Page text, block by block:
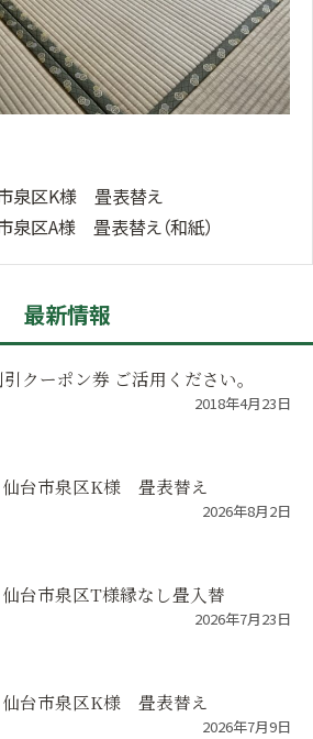
泉区K様 畳表替え
区A様 畳表替え（和紙）
最新情報
クーポン券 ご活用ください。
2018年4月23日
台市泉区K様 畳表替え
2026年8月2日
台市泉区T様縁なし畳入替
2026年7月23日
台市泉区K様 畳表替え
2026年7月9日